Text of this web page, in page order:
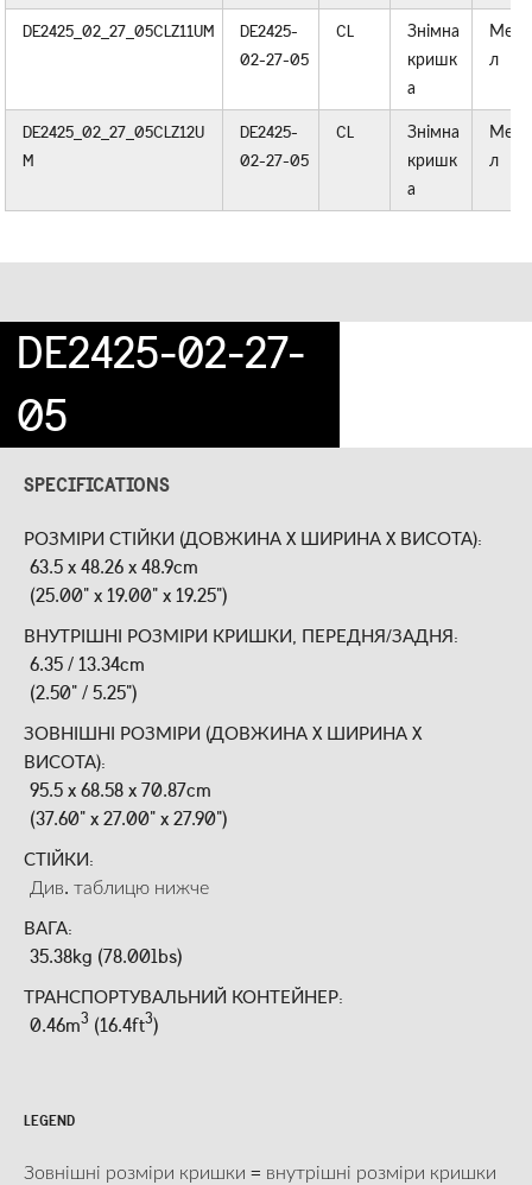
DE2425_02_27_05CLZ11UM
DE2425-
02-27-05
CL
Знімна
кришк
а
Мета
л
DE2425_02_27_05CLZ12U
M
DE2425-
02-27-05
CL
Знімна
кришк
а
Мета
л
DE2425-02-27-
05
SPECIFICATIONS
РОЗМІРИ СТІЙКИ (ДОВЖИНА X ШИРИНА X ВИСОТА):
63.5 x 48.26 x 48.9cm
(25.00" x 19.00" x 19.25")
ВНУТРІШНІ РОЗМІРИ КРИШКИ, ПЕРЕДНЯ/ЗАДНЯ:
6.35 / 13.34cm
(2.50" / 5.25")
ЗОВНІШНІ РОЗМІРИ (ДОВЖИНА X ШИРИНА X
ВИСОТА):
95.5 x 68.58 x 70.87cm
(37.60" x 27.00" x 27.90")
СТІЙКИ:
Див. таблицю нижче
ВАГА:
35.38kg (78.00lbs)
ТРАНСПОРТУВАЛЬНИЙ КОНТЕЙНЕР:
0.46m3 (16.4ft3)
LEGEND
Зовнішні розміри кришки = внутрішні розміри кришки